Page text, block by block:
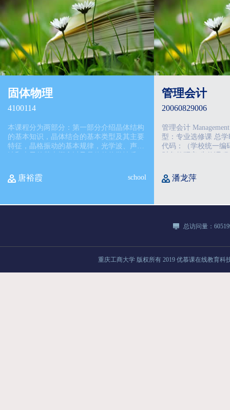
固体物理
4100114
本课程分为两部分：第一部分介绍晶体结构
的基本知识，晶体结合的基本类型及其主要
特征，晶格振动的基本规律，光学波、声学
原子的扩散和离子导电性；第二部分介绍晶
体中电子运动
唐裕霞 school
管理会计
20060829006
管理会计 Management Accounting 课程类
型：专业选修课 总学时：48 学分：3 课程
代码：（学校统一编码） 归属教研
潘龙萍
总访问量：
重庆工商大学版权所有 2019 优慕课在线教育科